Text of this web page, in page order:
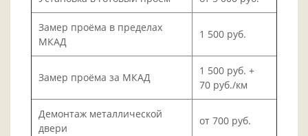
Замер проёма в пределах
МКАД
1 500 руб.
Замер проёма за МКАД
1 500 руб. +
70 руб./км
Демонтаж металлической
двери
от 700 руб.